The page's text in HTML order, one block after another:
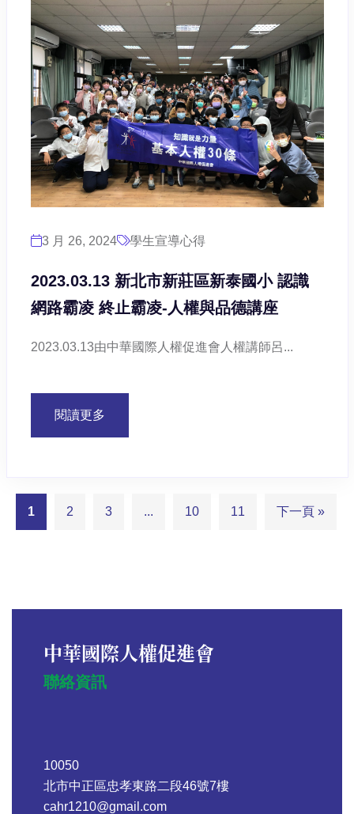
3 月 26, 2024 學生宣導心得
2023.03.13 新北市新莊區新泰國小 認識
網路霸凌 終止霸凌-人權與品德講座
2023.03.13由中華國際人權促進會人權講師呂...
閱讀更多
1 2 3 ... 10 11 下一頁 »
中華國際人權促進會
聯絡資訊
10050
北市中正區忠孝東路二段46號7樓
cahr1210@gmail.com